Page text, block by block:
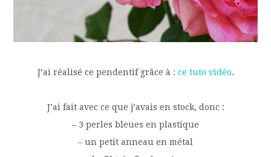
J’ai réalisé ce pendentif grâce à : ce tuto vidéo.
J’ai fait avec ce que j’avais en stock, donc :
– 3 perles bleues en plastique
– un petit anneau en métal